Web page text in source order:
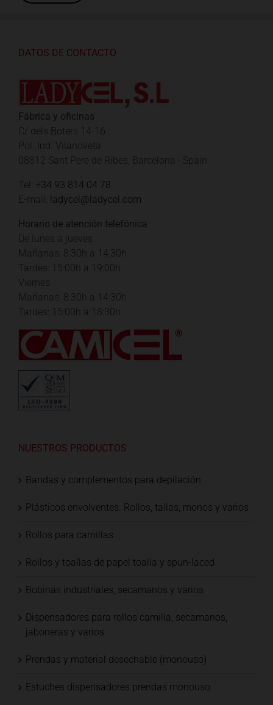
DATOS DE CONTACTO
Fábrica y oficinas
C/ dels Boters 14-16
Pol. Ind. Vilanoveta
08812 Sant Pere de Ribes, Barcelona · Spain
Tel: +34 93 814 04 78
E-mail: ladycel@ladycel.com
Horario de atención telefónica
De lunes a jueves
Mañanas: 8:30h a 14:30h
Tardes: 15:00h a 19:00h
Viernes
Mañanas: 8:30h a 14:30h
Tardes: 15:00h a 18:30h
NUESTROS PRODUCTOS
Bandas y complementos para depilación
Plásticos envolventes. Rollos, tallas, monos y varios
Rollos para camillas
Rollos y toallas de papel toalla y spun-laced
Bobinas industriales, secamanos y varios
Dispensadores para rollos camilla, secamanos,
jaboneras y varios
Prendas y material desechable (monouso)
Estuches dispensadores prendas monouso